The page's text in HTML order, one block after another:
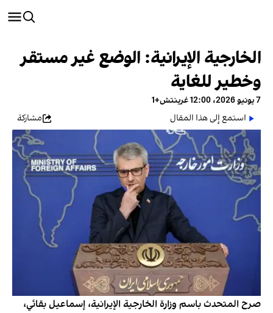
الخارجية الإيرانية: الوضع غير مستقر
وخطير للغاية
7 يونيو 2026، 12:00 غرينتش+1
استمع إلى هذا المقال
مشاركة
صرح المتحدث باسم وزارة الخارجية الإيرانية، إسماعيل بقائي،